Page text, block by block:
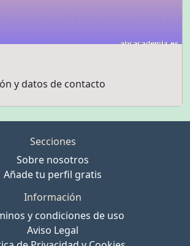
y datos de contacto
Secciones
Sobre nosotros
Añade tu perfil gratis
Información
y condiciones de uso
Aviso Legal